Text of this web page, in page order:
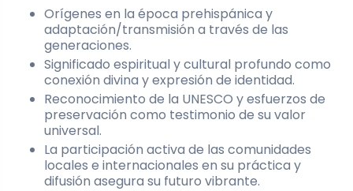
Orígenes en la época prehispánica y
adaptación/transmisión a través de las
generaciones.
Significado espiritual y cultural profundo como
conexión divina y expresión de identidad.
Reconocimiento de la UNESCO y esfuerzos de
preservación como testimonio de su valor
universal.
La participación activa de las comunidades
locales e internacionales en su práctica y
difusión asegura su futuro vibrante.